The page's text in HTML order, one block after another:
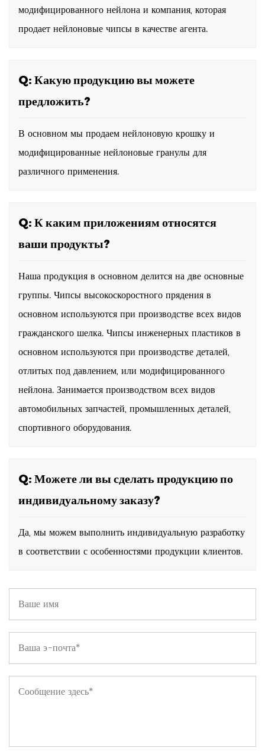
модифицированного нейлона и компания, которая
продает нейлоновые чипсы в качестве агента.
Q: Какую продукцию вы можете
предложить?
В основном мы продаем нейлоновую крошку и
модифицированные нейлоновые гранулы для
различного применения.
Q: К каким приложениям относятся
ваши продукты?
Наша продукция в основном делится на две основные
группы. Чипсы высокоскоростного прядения в
основном используются при производстве всех видов
гражданского шелка. Чипсы инженерных пластиков в
основном используются при производстве деталей,
отлитых под давлением, или модифицированного
нейлона. Занимается производством всех видов
автомобильных запчастей, промышленных деталей,
спортивного оборудования.
Q: Можете ли вы сделать продукцию по
индивидуальному заказу?
Да, мы можем выполнить индивидуальную разработку
в соответствии с особенностями продукции клиентов.